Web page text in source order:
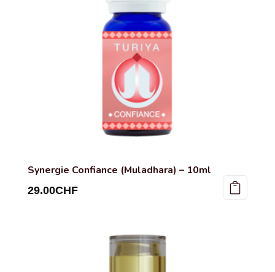
Synergie Confiance (Muladhara) – 10ml
29.00CHF